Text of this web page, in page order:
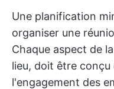
Une planification
organiser une
Chaque aspect de
lieu, doit être
l'engagement des